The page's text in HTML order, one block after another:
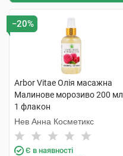
−20%
Arbor Vitae Олія масажна
Малинове морозиво 200 мл
1 флакон
Нев Анна Косметикс
Є в наявності